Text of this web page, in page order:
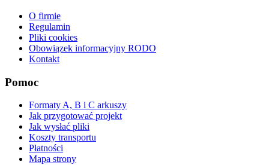
O firmie
Regulamin
Pliki cookies
Obowiązek informacyjny RODO
Kontakt
Pomoc
Formaty A, B i C arkuszy
Jak przygotować projekt
Jak wysłać pliki
Koszty transportu
Płatności
Mapa strony